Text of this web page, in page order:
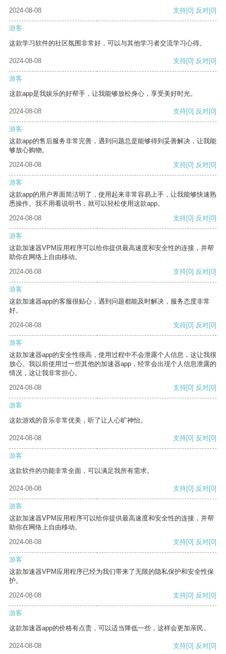
2024-08-08 支持[0] 反对[0]
游客
这款学习软件的社区氛围非常好，可以与其他学习者交流学习心得。
2024-08-08 支持[0] 反对[0]
游客
这款app是我娱乐的好帮手，让我能够放松身心，享受美好时光。
2024-08-08 支持[0] 反对[0]
游客
这款app的售后服务非常完善，遇到问题总是能够得到妥善解决，让我能
够放心购物。
2024-08-08
支持[0] 反对[0]
游客
这款app的用户界面简洁明了，使用起来非常容易上手，让我能够快速熟
悉操作。我不用看说明书，就可以轻松使用这款app。
2024-08-08
支持[0] 反对[0]
游客
这款加速器VPM应用程序可以给你提供最高速度和安全性的连接，并帮
助你在网络上自由移动。
2024-08-08
支持[0] 反对[0]
游客
这款加速器app的客服很贴心，遇到问题都能及时解决，服务态度非常
好。
2024-08-08
支持[0] 反对[0]
游客
这款加速器app的安全性很高，使用过程中不会泄露个人信息，这让我很
放心。我以前使用过一些其他的加速器app，经常会出现个人信息泄露的
情况，这让我非常担心。
2024-08-08
支持[0] 反对[0]
游客
这款游戏的音乐非常优美，听了让人心旷神怡。
2024-08-08 支持[0] 反对[0]
游客
这款软件的功能非常全面，可以满足我所有需求。
2024-08-08 支持[0] 反对[0]
游客
这款加速器VPM应用程序可以给你提供最高速度和安全性的连接，并帮
助你在网络上自由移动。
2024-08-08
支持[0] 反对[0]
游客
这款加速器VPM应用程序已经为我们带来了无限的隐私保护和安全性保
护。
2024-08-08
支持[0] 反对[0]
游客
这款加速器app的价格有点贵，可以适当降低一些，这样会更加亲民。
2024-08-08 支持[0] 反对[0]